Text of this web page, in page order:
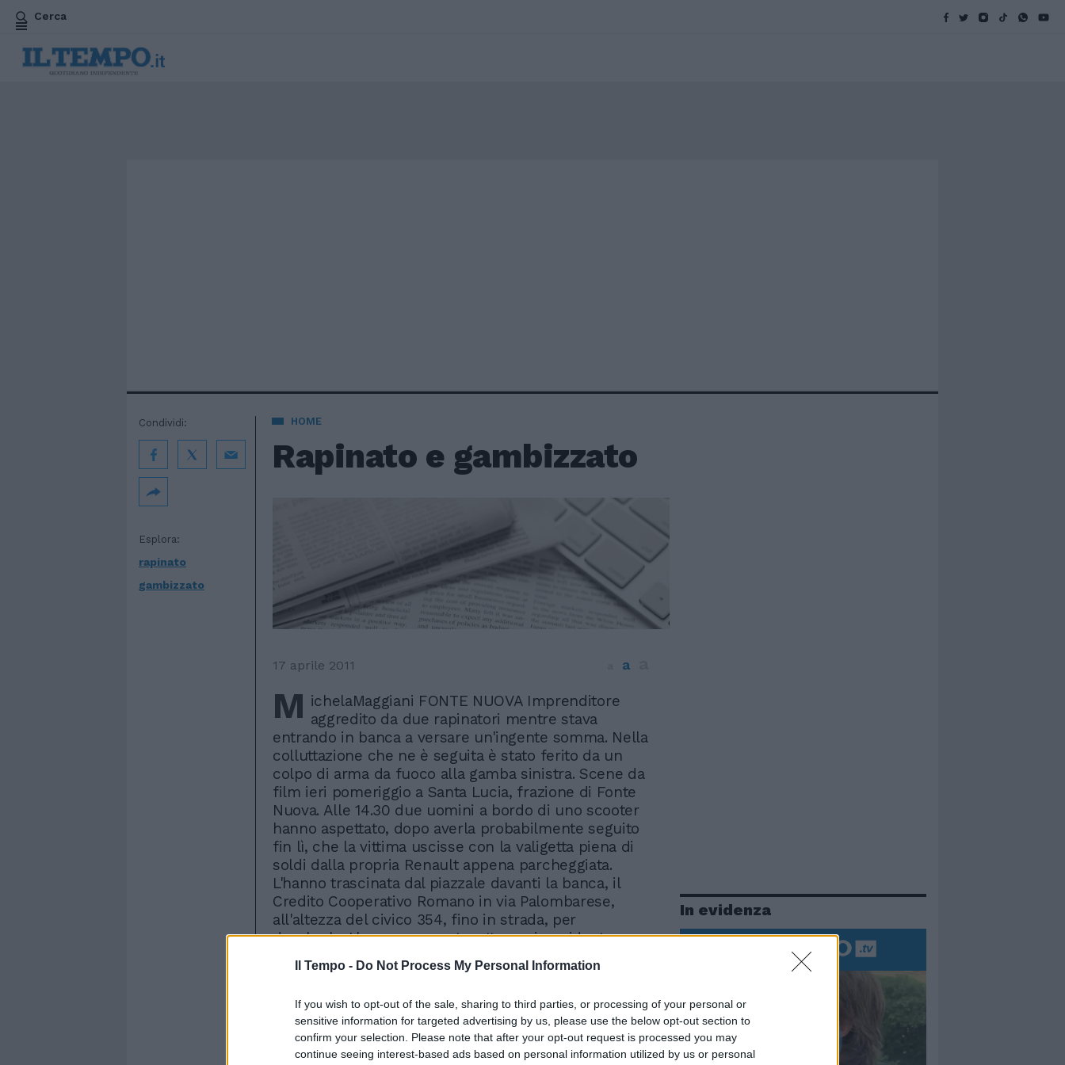
Il Tempo - Do Not Process My Personal Information
If you wish to opt-out of the sale, sharing to third parties, or processing of your personal or
sensitive information for targeted advertising by us, please use the below opt-out section to
confirm your selection. Please note that after your opt-out request is processed you may
continue seeing interest-based ads based on personal information utilized by us or personal
Cerca
HOME
Rapinato e gambizzato
Esplora:
rapinato
gambizzato
Condividi:
17 aprile 2011 a
M ichelaMaggiani FONTE NUOVA Imprenditore
aggredito da due rapinatori mentre stava
entrando in banca a versare un'ingente somma. Nella
colluttazione che ne è seguita è stato ferito da un
colpo di arma da fuoco alla gamba sinistra. Scene da
film ieri pomeriggio a Santa Lucia, frazione di Fonte
Nuova. Alle 14.30 due uomini a bordo di uno scooter
hanno aspettato, dopo averla probabilmente seguito
fin lì, che la vittima uscisse con la valigetta piena di
soldi dalla propria Renault appena parcheggiata.
L'hanno trascinata dal piazzale davanti la banca, il
Credito Cooperativo Romano in via Palombarese,
all'altezza del civico 354, fino in strada, per
derubarlo. L'uomo, sessantesette anni, residente a
Guidonia Montecelio, titolare di una concessionaria
della fabbrica di auto Renault a Santa Lucia, ha
evitare il furto uno dei malviventi ha fatto partire i
colpi di pistola, forse due. Una pallottola ha ferito
l'imprenditore alla gamba sinistra, fortunatamente
In evidenza